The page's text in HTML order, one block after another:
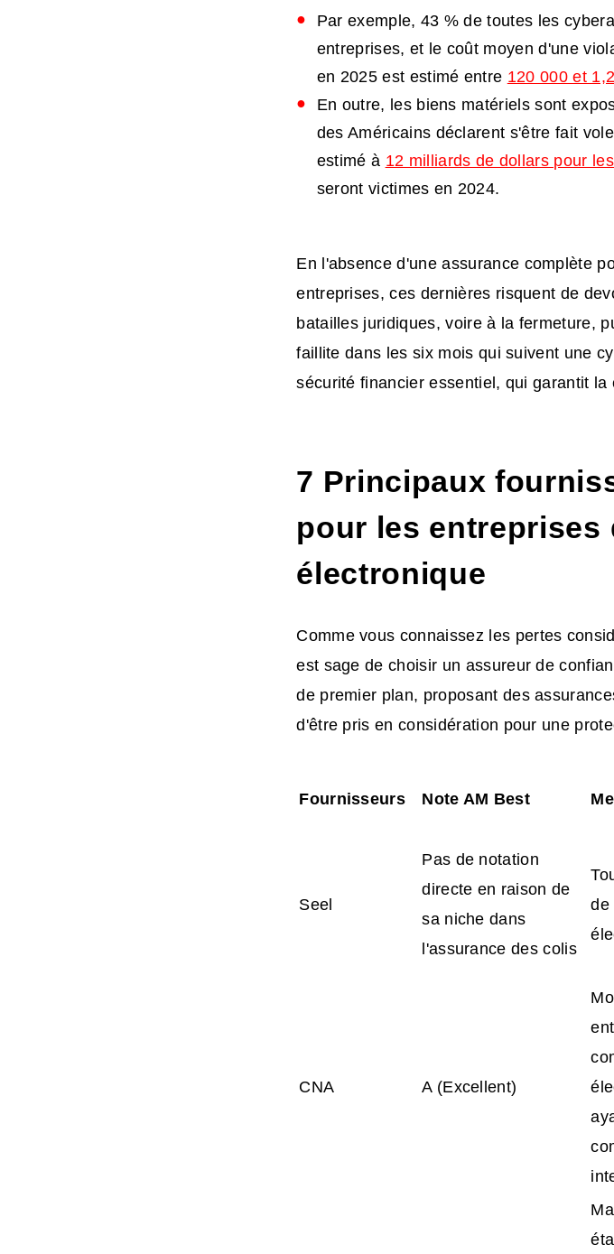
Par exemple, 43 % de toutes les
entreprises, et le coût moyen d'une
en 2025 est estimé entre 120 000 et
En outre, les biens matériels sont
des Américains déclarent s'être fait
estimé à 12 milliards de dollars pour
seront victimes en 2024.
En l'absence d'uneassurance complète
entreprises, ces dernières risquent de
batailles juridiques, voire à la fermeture,
faillite dans les six mois qui suivent une
sécurité financier essentiel, qui garantit
7 Principaux
pour les entreprises
électronique
Comme vous connaissez les pertes
est sage de choisir un assureur de
de premier plan, proposant des
d'être pris en considération pour une
Fournisseurs Note AM Best
Seel
Pas de notation
directe en raison de
sa niche dans
l'assurance des colis
de
CNA A (Excellent)